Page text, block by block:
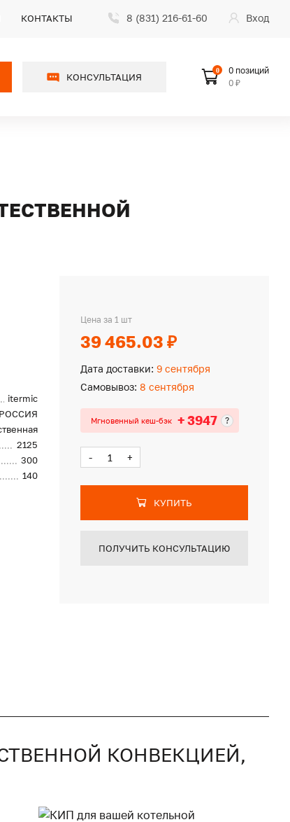
КОНТАКТЫ 8 (831) 216-61-60 Вход
КОНСУЛЬТАЦИЯ
0
0 позиций
0 ₽
itermic
РОССИЯ
2125
300
140
Цена за 1 шт
39 465.03 ₽
Дата доставки: 9 сентября
Самовывоз: 8 сентября
Мгновенный кеш-бэк + 3947 ?
- +
КУПИТЬ
ПОЛУЧИТЬ КОНСУЛЬТАЦИЮ
КОНВЕКЦИЕЙ,